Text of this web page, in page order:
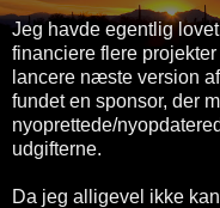
Jeg havde egentlig
financiere flere
lancere næste version
fundet en sponsor, der
nyoprettede/
udgifterne.
Da jeg alligevel ikke